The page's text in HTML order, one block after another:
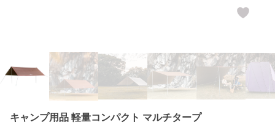
キャンプ用品 軽量コンパクト マルチタープ